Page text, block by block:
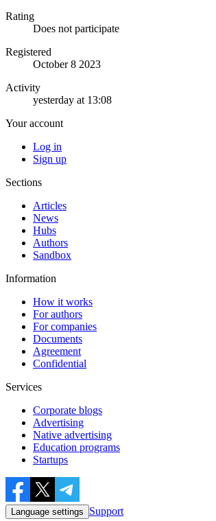
Rating
Does not participate
Registered
October 8 2023
Activity
yesterday at 13:08
Your account
Log in
Sign up
Sections
Articles
News
Hubs
Authors
Sandbox
Information
How it works
For authors
For companies
Documents
Agreement
Confidential
Services
Corporate blogs
Advertising
Native advertising
Education programs
Startups
Language settings
Support